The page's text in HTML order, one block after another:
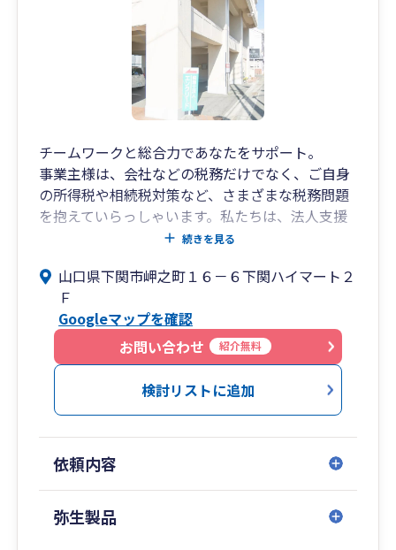
チームワークと総合力であなたをサポート。
事業主様は、会社などの税務だけでなく、ご自身
の所得税や相続税対策など、さまざまな税務問題
を抱えていらっしゃいます。私たちは、法人支援
を得意とする税理士、個人の資産税を得意とする
協力し合い、お客様にとっての最善の方法を総合
的にサポートいたします。
続きを見る
山口県下関市岬之町１６－６下関ハイマート２
Ｆ
Googleマップを確認
お問い合わせ
紹介無料
検討リストに追加
依頼内容
弥生製品